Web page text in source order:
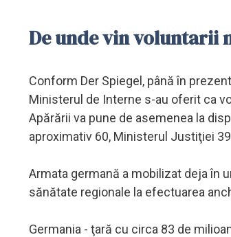
De unde vin voluntarii
Conform Der Spiegel, până în
Ministerul de Interne s-au oferit ca
Apărării va pune de asemenea la
aproximativ 60, Ministerul Justiţiei
Armata germană a mobilizat deja în
sănătate regionale la efectuarea
Germania - ţară cu circa 83 de